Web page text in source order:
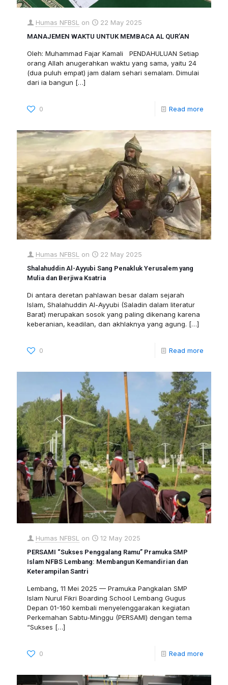
Humas NFBSL on 22 May 2025
MANAJEMEN WAKTU UNTUK MEMBACA AL QUR’AN
Oleh: Muhammad Fajar Kamali PENDAHULUAN Setiap
orang Allah anugerahkan waktu yang sama, yaitu 24
(dua puluh empat) jam dalam sehari semalam. Dimulai
dari ia bangun […]
0 Read more
Humas NFBSL on 22 May 2025
Shalahuddin Al-Ayyubi Sang Penakluk Yerusalem yang
Mulia dan Berjiwa Ksatria
Di antara deretan pahlawan besar dalam sejarah
Islam, Shalahuddin Al-Ayyubi (Saladin dalam literatur
Barat) merupakan sosok yang paling dikenang karena
keberanian, keadilan, dan akhlaknya yang agung. […]
0 Read more
Humas NFBSL on 12 May 2025
PERSAMI “Sukses Penggalang Ramu” Pramuka SMP
Islam NFBS Lembang: Membangun Kemandirian dan
Keterampilan Santri
Lembang, 11 Mei 2025 — Pramuka Pangkalan SMP
Islam Nurul Fikri Boarding School Lembang Gugus
Depan 01-160 kembali menyelenggarakan kegiatan
Perkemahan Sabtu-Minggu (PERSAMI) dengan tema
“Sukses […]
0 Read more